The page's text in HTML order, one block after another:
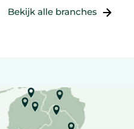
Bekijk alle branches